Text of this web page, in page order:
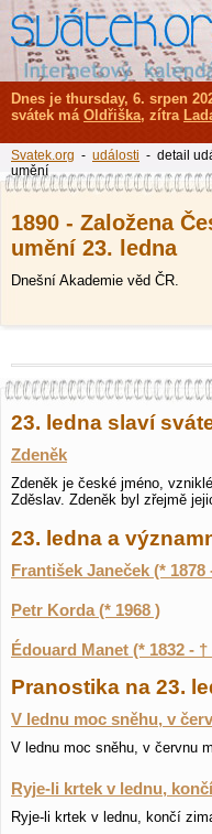
1890 - Založena
umění 23. ledna
Dnešní Akademie věd ČR.
23. ledna slaví
Zdeněk
Zdeněk je české jméno,
Zděslav. Zdeněk byl zřejmě
23. ledna a
František Janeček (* 1878
Petr Korda (* 1968 )
Édouard Manet (* 1832 - †
Pranostika na 23.
V lednu moc sněhu, v
V lednu moc sněhu, v červnu
Ryje-li krtek v lednu,
Ryje-li krtek v lednu, končí
Dnes je thursday, 6. srpen
svátek má Oldřiška, zítra
Svatek.org - události - detail
umění